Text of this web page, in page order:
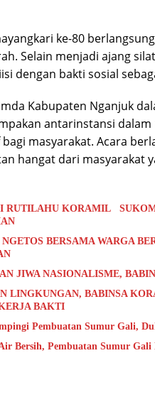
ke-80
Selain menjadi ajang
dengan bakti sosial
Kabupaten Nganjuk
antarinstansi
masyarakat. Acara
hangat dari masyarakat
RUTILAHU KORAMIL
BERSAMA WARGA
JIWA NASIONALISME,
LINGKUNGAN, BABINSA
BAKTI
Pembuatan Sumur Gali,
Bersih, Pembuatan Sumur Gali